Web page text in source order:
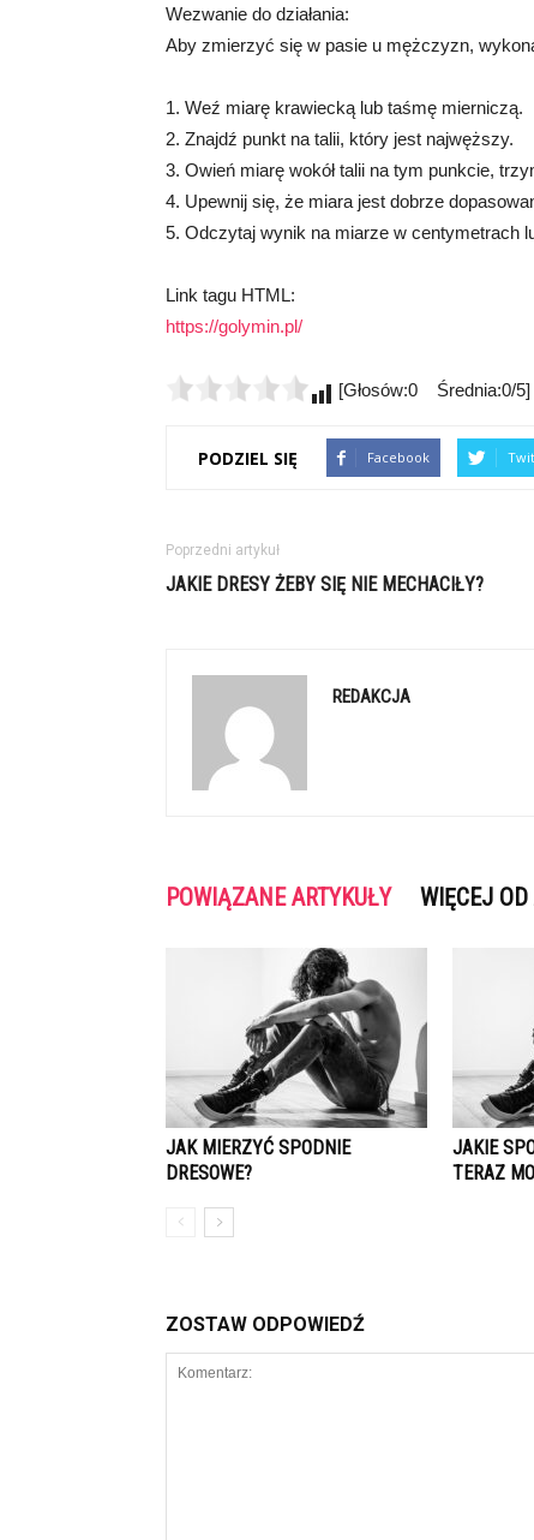
Wezwanie do działania:
Aby zmierzyć się w pasie u mężczyzn,
1. Weź miarę krawiecką lub taśmę mierniczą.
2. Znajdź punkt na talii, który jest najwęższy.
3. Owień miarę wokół talii na tym punkcie,
4. Upewnij się, że miara jest dobrze
5. Odczytaj wynik na miarze w centymetrach
Link tagu HTML:
https://golymin.pl/
[Głosów:0 Średnia:0/5]
PODZIEL SIĘ Facebook
Poprzedni artykuł
JAKIE DRESY ŻEBY SIĘ NIE MECHACIŁY?
REDAKCJA
POWIĄZANE ARTYKUŁY WIĘCEJ
JAK MIERZYĆ SPODNIE
DRESOWE?
JAKIE
TERAZ
ZOSTAW ODPOWIEDŹ